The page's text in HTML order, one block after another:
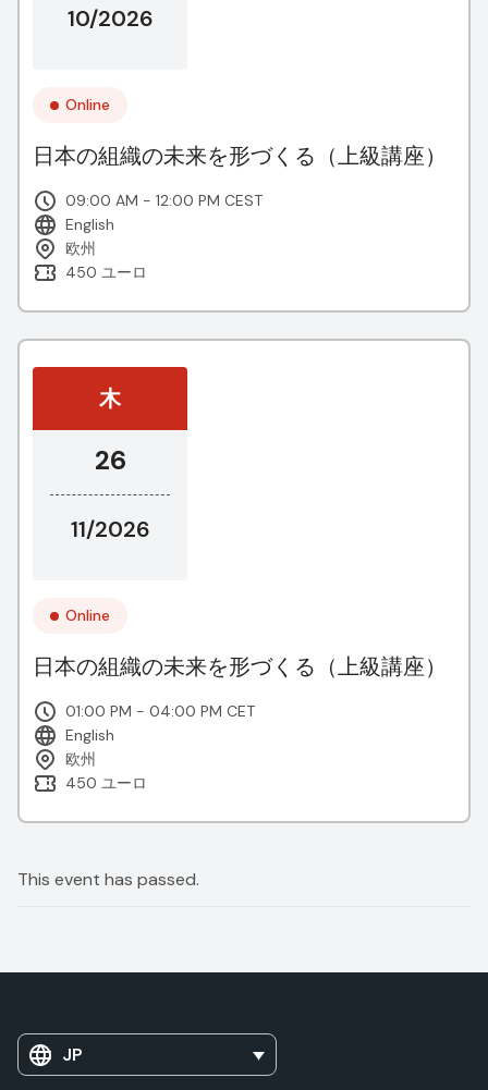
10/2026
Online
日本の組織の未来を形づくる（上級講座）
09:00 AM - 12:00 PM CEST
English
欧州
450 ユーロ
木
26
11/2026
Online
日本の組織の未来を形づくる（上級講座）
01:00 PM - 04:00 PM CET
English
欧州
450 ユーロ
This event has passed.
JP